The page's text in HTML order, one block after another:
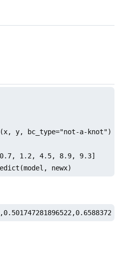
y, bc_type="not-a-knot")
1.2, 4.5, 8.9, 9.3]
newx)